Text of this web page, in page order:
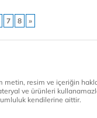
7 8 »
metin, resim ve içeriğin
ve ürünleri
kendilerine aittir.